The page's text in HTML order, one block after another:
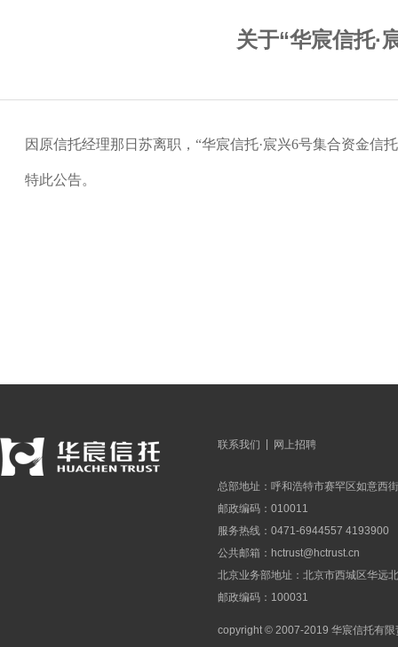
关于“华宸信托·
因原信托经理那日苏离职，“华宸信托·宸兴6号集合资金信
特此公告。
联系我们 网上招聘
总部地址：呼和浩特市赛罕区如意西
邮政编码：010011
服务热线：0471-6944557 4193900
公共邮箱： hctrust@hctrust.cn
北京业务部地址：北京市西城区华远
邮政编码：100031
copyright © 2007-2019 华宸信托有